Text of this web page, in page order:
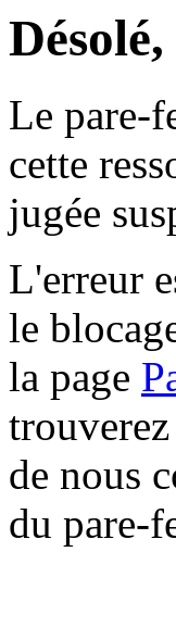
Le pare-
cette
jugée
L'erreur
le
la page
de nous
du pare-